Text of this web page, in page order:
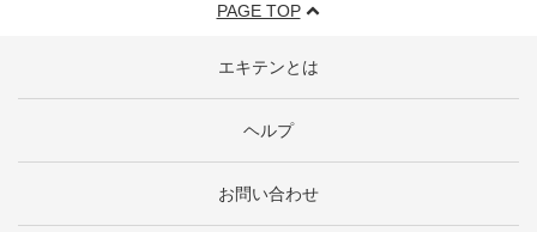
PAGE TOP
エキテンとは
ヘルプ
お問い合わせ